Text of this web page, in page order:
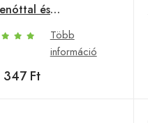
és
60 g
Több
információ
347 Ft